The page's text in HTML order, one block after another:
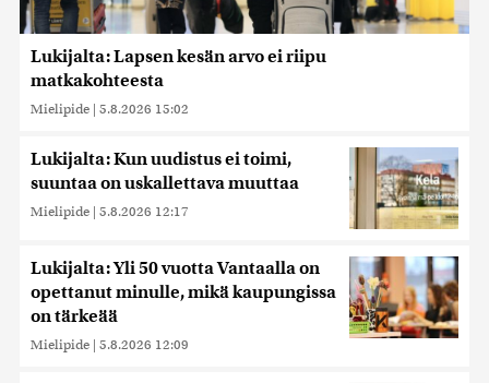
Lukijalta: Lapsen kesän arvo ei riipu
matkakohteesta
Mielipide | 5.8.2026 15:02
Lukijalta: Kun uudistus ei toimi,
suuntaa on uskallettava muuttaa
Mielipide | 5.8.2026 12:17
Lukijalta: Yli 50 vuotta Vantaalla on
opettanut minulle, mikä kaupungissa
on tärkeää
Mielipide | 5.8.2026 12:09